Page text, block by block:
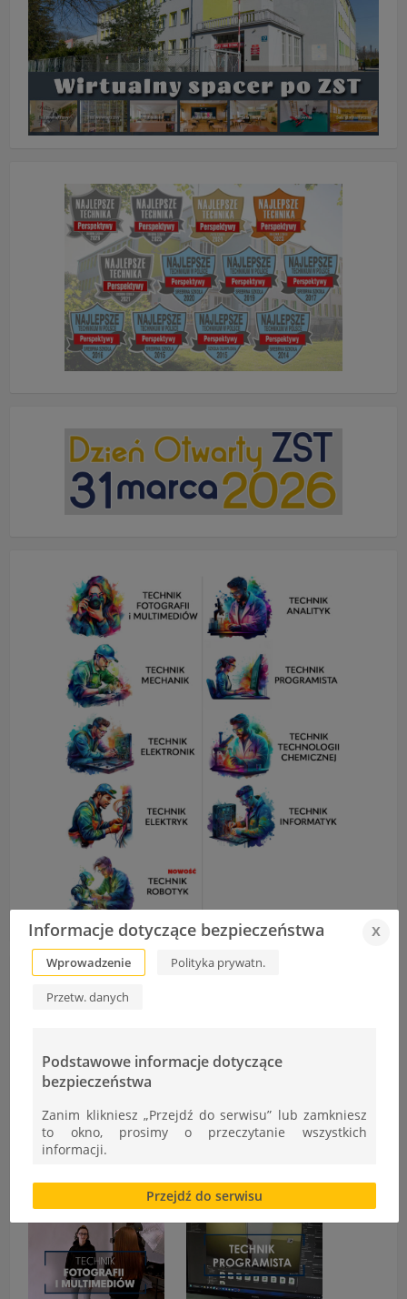
Filmy o ZST
Informacje dotyczące bezpieczeństwa x
Wprowadzenie Polityka prywatn.
Przetw. danych
Podstawowe informacje dotyczące
bezpieczeństwa
Zanim klikniesz „Przejdź do serwisu” lub zamkniesz
to okno, prosimy o przeczytanie wszystkich
informacji.
Brak zgody bądź ograniczenie funkcjonalności plików
cookies lub local storage, może utrudnić lub
uniemożliwić korzystanie z Serwisu.
Informacje dotyczące polityki prywatności oraz
przetwarzania danych osobowych dostępne są cały
czas w sekcji
Przejdź do serwisu